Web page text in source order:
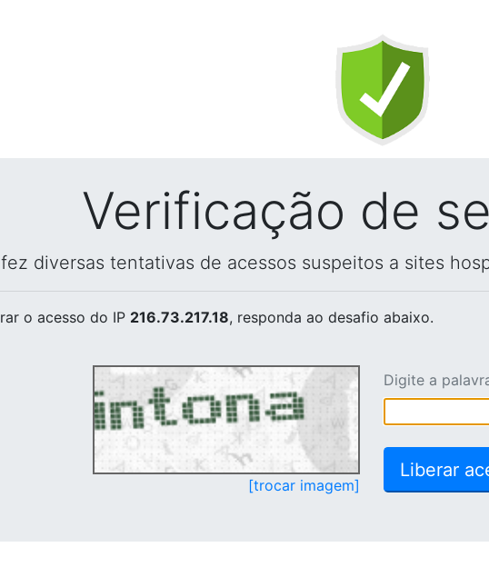
Verificação de
diversas tentativas de acessos suspeitos a sites
o acesso do IP 216.73.217.18, responda ao desafio abaixo.
[trocar imagem]
Digite a